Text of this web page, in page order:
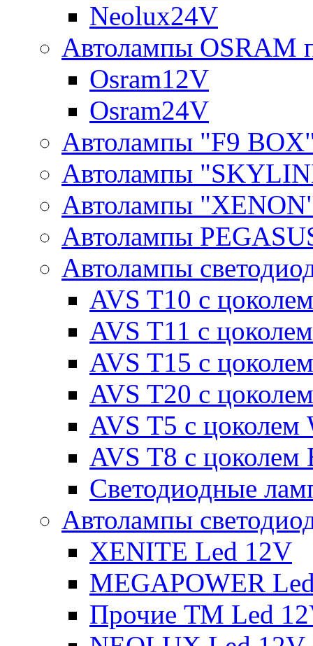
Neolux24V
Автолампы OSRAM
Osram12V
Osram24V
Автолампы "F9
Автолампы
Автолампы
Автолампы
Автолампы
AVS T10 с
AVS T11 с
AVS T15 с
AVS T20 с
AVS T5 с цоколем
AVS T8 с цоколем
Светодиодные
Автолампы
XENITE Led 12V
MEGAPOWER
Прочие ТМ Led